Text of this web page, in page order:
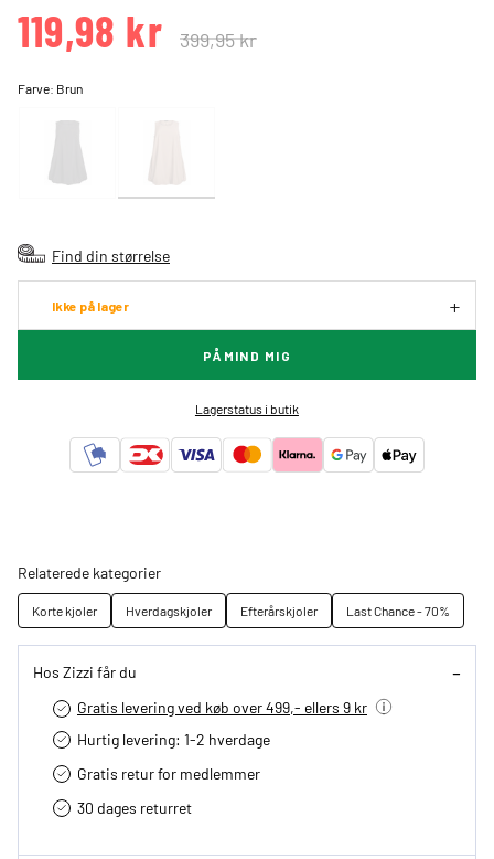
119,98 kr 399,95 kr
Farve: Brun
Find din størrelse
Ikke på lager
PÅMIND MIG
Lagerstatus i butik
Relaterede kategorier
Korte kjoler Hverdagskjoler Efterårskjoler Last Chance - 70%
Hos Zizzi får du
Gratis levering ved køb over 499,- ellers 9 kr
Hurtig levering­: 1-2 hverdage
Gratis retur for medlemmer
30 dages returret